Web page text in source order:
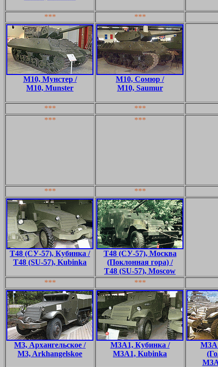
*** ***
M10, Мунстер /
M10, Munster
M10, Сомюр /
M10, Saumur
***
***
***
***
*** ***
T48 (СУ-57), Кубинка /
T48 (SU-57), Kubinka
T48 (СУ-57), Москва
(Поклонная гора) /
T48 (SU-57), Moscow
***
***
M3, Архангельское /
M3, Arkhangelskoe
M3A1, Кубинка /
M3A1, Kubinka